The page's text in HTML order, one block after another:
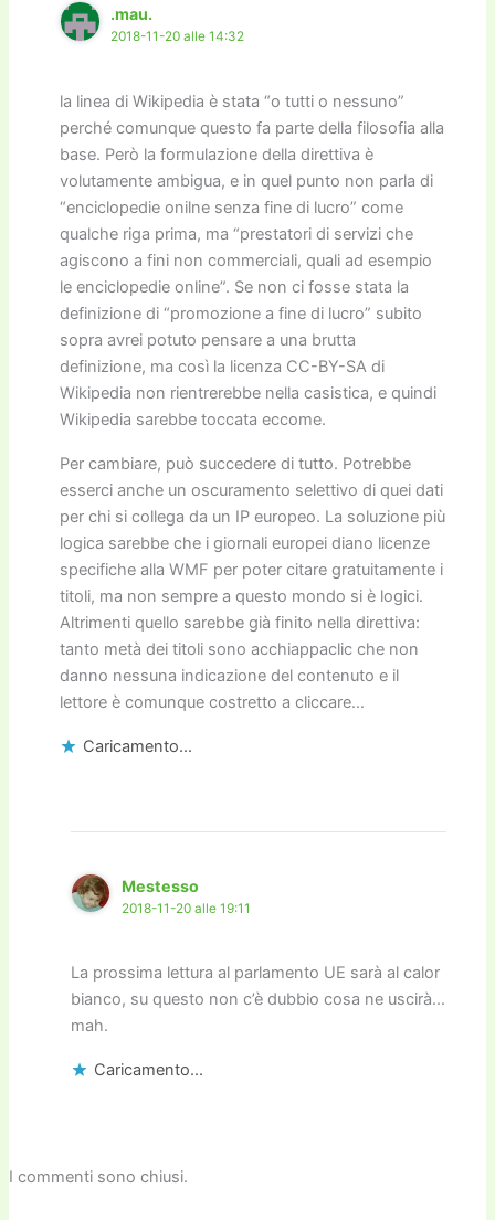
.mau.
2018-11-20 alle 14:32
la linea di Wikipedia è stata “o tutti o nessuno”
perché comunque questo fa parte della filosofia alla
base. Però la formulazione della direttiva è
volutamente ambigua, e in quel punto non parla di
“enciclopedie onilne senza fine di lucro” come
qualche riga prima, ma “prestatori di servizi che
agiscono a fini non commerciali, quali ad esempio
le enciclopedie online”. Se non ci fosse stata la
definizione di “promozione a fine di lucro” subito
sopra avrei potuto pensare a una brutta
definizione, ma così la licenza CC-BY-SA di
Wikipedia non rientrerebbe nella casistica, e quindi
Wikipedia sarebbe toccata eccome.
Per cambiare, può succedere di tutto. Potrebbe
esserci anche un oscuramento selettivo di quei dati
per chi si collega da un IP europeo. La soluzione più
logica sarebbe che i giornali europei diano licenze
specifiche alla WMF per poter citare gratuitamente i
titoli, ma non sempre a questo mondo si è logici.
Altrimenti quello sarebbe già finito nella direttiva:
tanto metà dei titoli sono acchiappaclic che non
danno nessuna indicazione del contenuto e il
lettore è comunque costretto a cliccare…
Caricamento...
Mestesso
2018-11-20 alle 19:11
La prossima lettura al parlamento UE sarà al calor
bianco, su questo non c’è dubbio cosa ne uscirà…
mah.
Caricamento...
I commenti sono chiusi.